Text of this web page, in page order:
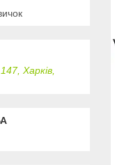
Харків,